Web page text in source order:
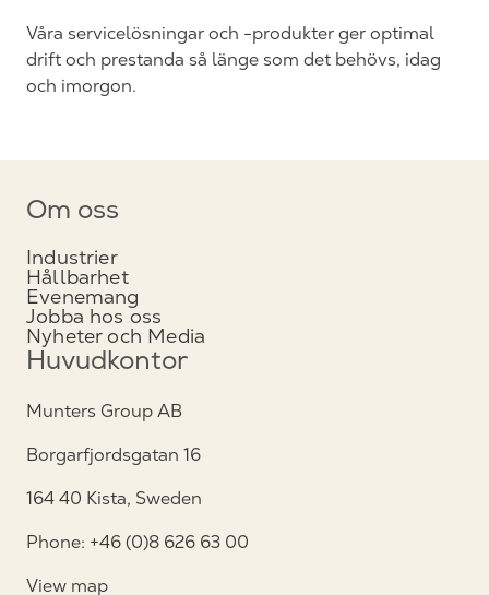
Våra servicelösningar och -produkter ger optimal
drift och prestanda så länge som det behövs, idag
och imorgon.
Om oss
Industrier
Hållbarhet
Evenemang
Jobba hos oss
Nyheter och Media
Huvudkontor
Munters Group AB
Borgarfjordsgatan 16
164 40 Kista, Sweden
Phone: +46 (0)8 626 63 00
View map